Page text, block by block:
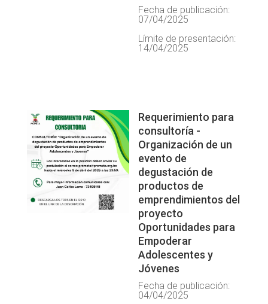
Fecha de publicación:
07/04/2025
Límite de presentación:
14/04/2025
Requerimiento para
consultoría -
Organización de un
evento de
degustación de
productos de
emprendimientos del
proyecto
Oportunidades para
Empoderar
Adolescentes y
Jóvenes
Fecha de publicación:
04/04/2025